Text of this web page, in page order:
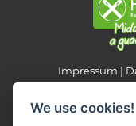
Impressum
We use cookies!